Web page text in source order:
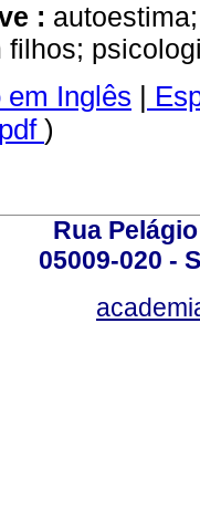
:
filhos;
em Inglês |
pdf )
Rua
05009-020 -